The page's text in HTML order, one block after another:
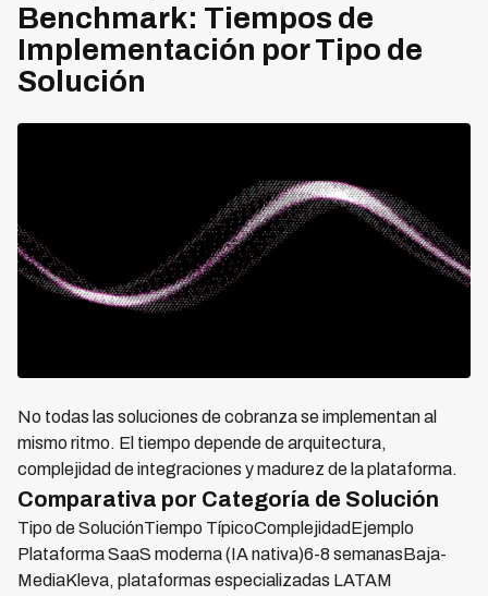
Benchmark: Tiempos de
Implementación por Tipo de
Solución
No todas las soluciones de cobranza se implementan al
mismo ritmo. El tiempo depende de arquitectura,
complejidad de integraciones y madurez de la plataforma.
Comparativa por Categoría de Solución
Tipo de SoluciónTiempo TípicoComplejidadEjemplo
Plataforma SaaS moderna (IA nativa)6-8 semanasBaja-
MediaKleva, plataformas especializadas LATAM